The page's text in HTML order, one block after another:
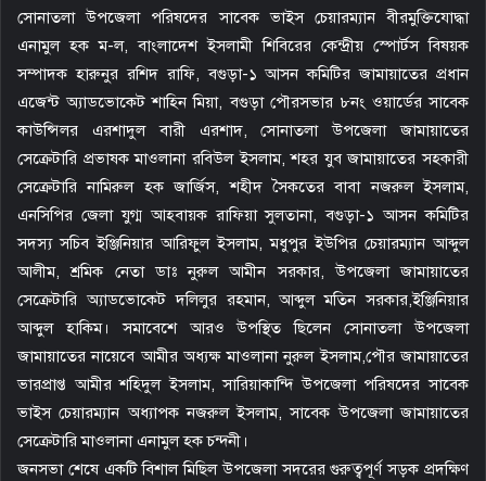
সোনাতলা উপজেলা পরিষদের সাবেক ভাইস চেয়ারম্যান বীরমুক্তিযোদ্ধা
এনামুল হক ম-ল, বাংলাদেশ ইসলামী শিবিরের কেন্দ্রীয় স্পোর্টস বিষয়ক
সম্পাদক হারুনুর রশিদ রাফি, বগুড়া-১ আসন কমিটির জামায়াতের প্রধান
এজেন্ট অ্যাডভোকেট শাহিন মিয়া, বগুড়া পৌরসভার ৮নং ওয়ার্ডের সাবেক
কাউন্সিলর এরশাদুল বারী এরশাদ, সোনাতলা উপজেলা জামায়াতের
সেক্রেটারি প্রভাষক মাওলানা রবিউল ইসলাম, শহর যুব জামায়াতের সহকারী
সেক্রেটারি নামিরুল হক জার্জিস, শহীদ সৈকতের বাবা নজরুল ইসলাম,
এনসিপির জেলা যুগ্ম আহবায়ক রাফিয়া সুলতানা, বগুড়া-১ আসন কমিটির
সদস্য সচিব ইঞ্জিনিয়ার আরিফুল ইসলাম, মধুপুর ইউপির চেয়ারম্যান আব্দুল
আলীম, শ্রমিক নেতা ডাঃ নুরুল আমীন সরকার, উপজেলা জামায়াতের
সেক্রেটারি অ্যাডভোকেট দলিলুর রহমান, আব্দুল মতিন সরকার,ইঞ্জিনিয়ার
আব্দুল হাকিম। সমাবেশে আরও উপস্থিত ছিলেন সোনাতলা উপজেলা
জামায়াতের নায়েবে আমীর অধ্যক্ষ মাওলানা নুরুল ইসলাম,পৌর জামায়াতের
ভারপ্রাপ্ত আমীর শহিদুল ইসলাম, সারিয়াকান্দি উপজেলা পরিষদের সাবেক
ভাইস চেয়ারম্যান অধ্যাপক নজরুল ইসলাম, সাবেক উপজেলা জামায়াতের
সেক্রেটারি মাওলানা এনামুল হক চন্দনী।
জনসভা শেষে একটি বিশাল মিছিল উপজেলা সদরের গুরুত্বপূর্ণ সড়ক প্রদক্ষিণ